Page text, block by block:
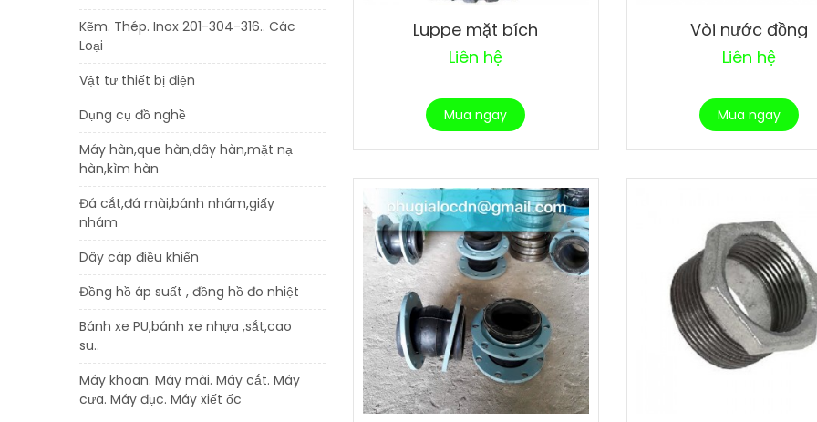
Luppe mặt bích
Liên hệ
Mua ngay
Vòi nước đồng
Liên hệ
Mua ngay
Kẽm. Thép. Inox 201-304-316.. Các
Loại
Vật tư thiết bị điện
Dụng cụ đồ nghề
Máy hàn,que hàn,dây hàn,mặt nạ
hàn,kìm hàn
Đá cắt,đá mài,bánh nhám,giấy
nhám
Dây cáp điều khiển
Đồng hồ áp suất , đồng hồ đo nhiệt
Bánh xe PU,bánh xe nhựa ,sắt,cao
su..
Máy khoan. Máy mài. Máy cắt. Máy
cưa. Máy đục. Máy xiết ốc